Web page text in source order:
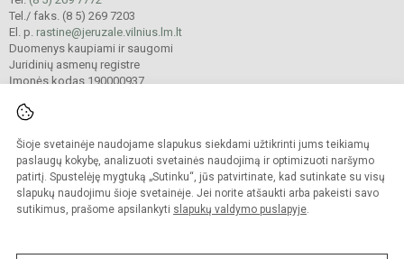
Šioje svetainėje naudojame slapukus siekdami užtikrinti jums teikiamų
paslaugų kokybę, analizuoti svetainės naudojimą ir optimizuoti naršymo
patirtį. Spustelėję mygtuką „Sutinku“, jūs patvirtinate, kad sutinkate su visų
slapukų naudojimu šioje svetainėje. Jei norite atšaukti arba pakeisti savo
sutikimus, prašome apsilankyti slapukų valdymo puslapyje.
Tel./ faks. (8 5) 269 7203
El. p. rastine@jeruzale.vilnius.lm.lt
Duomenys kaupiami ir saugomi
Juridinių asmenų registre
Įmonės kodas 190000937
© 2024. Vilniaus Jeruzalės progimnazija. Visos teisės saugomos.
Kopijuoti turinį be raštiško gimnazijos sutikimo griežtai draudžiama.
Prieinamumo paraiška Slapukų valdymas
Sumanus būdas atnaujinti